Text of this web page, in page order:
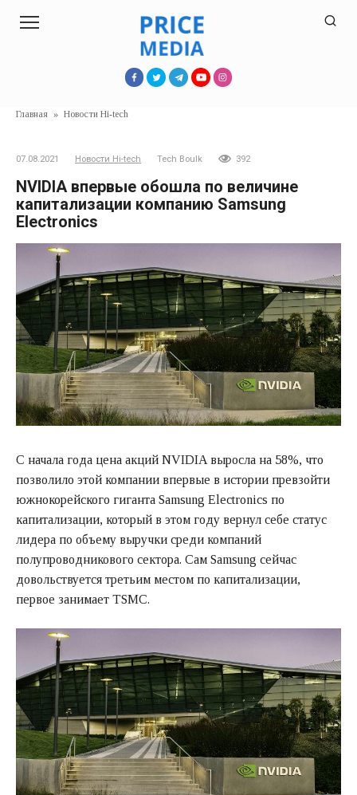
Главная » Новости Hi-tech
07.08.2021 Новости Hi-tech Tech Boulk 392
NVIDIA впервые обошла по величине
капитализации компанию Samsung
Electronics
С начала года цена акций NVIDIA выросла на 58%, что
позволило этой компании впервые в истории превзойти
южнокорейского гиганта Samsung Electronics по
капитализации, который в этом году вернул себе статус
лидера по объему выручки среди компаний
полупроводникового сектора. Сам Samsung сейчас
довольствуется третьим местом по капитализации,
первое занимает TSMC.